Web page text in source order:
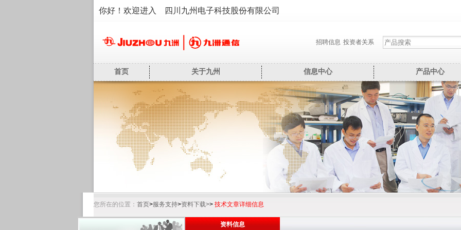
你好！欢迎进入 四川九州电子科技股份有限公司
招聘信息 投资者关系
首页 关于九州 信息中心 产品中心
您所在的位置： 首页>服务支持>资料下载>> 技术文章详细信息
资料信息